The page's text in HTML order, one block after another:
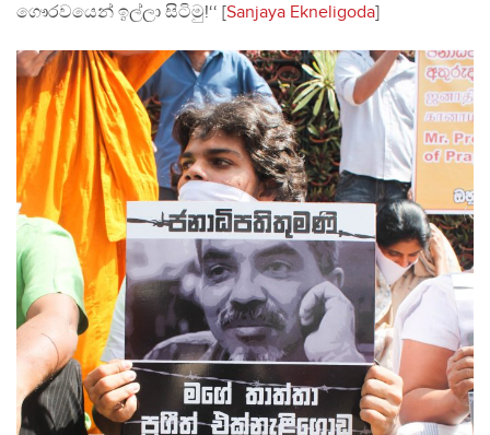
ගෞරවයෙන් ඉල්ලා සිටිමු!‘‘ [Sanjaya Ekneligoda]